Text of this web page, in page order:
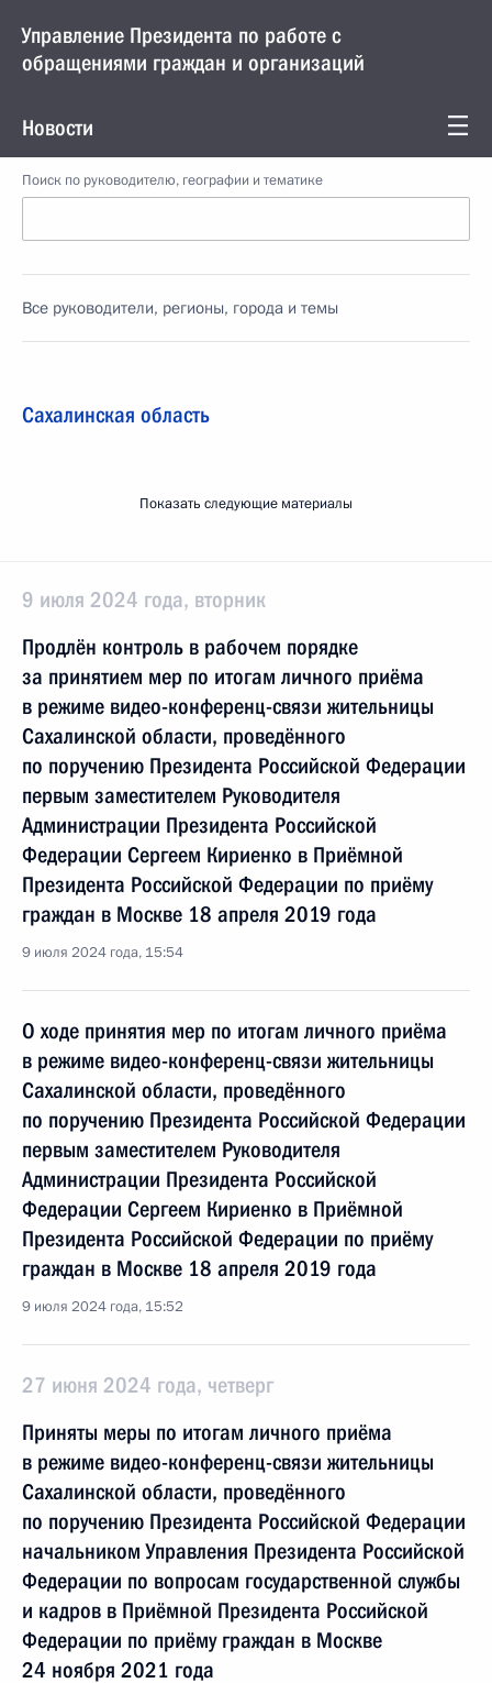
Управление Президента по работе с
обращениями граждан и организаций
Новости
Поиск по руководителю, географии и тематике
Все руководители, регионы, города и темы
Сахалинская область
Показать следующие материалы
9 июля 2024 года, вторник
Продлён контроль в рабочем порядке
за принятием мер по итогам личного приёма
в режиме видео-конференц-связи жительницы
Сахалинской области, проведённого
по поручению Президента Российской Федерации
первым заместителем Руководителя
Администрации Президента Российской
Федерации Сергеем Кириенко в Приёмной
Президента Российской Федерации по приёму
граждан в Москве 18 апреля 2019 года
9 июля 2024 года, 15:54
О ходе принятия мер по итогам личного приёма
в режиме видео-конференц-связи жительницы
Сахалинской области, проведённого
по поручению Президента Российской Федерации
первым заместителем Руководителя
Администрации Президента Российской
Федерации Сергеем Кириенко в Приёмной
Президента Российской Федерации по приёму
граждан в Москве 18 апреля 2019 года
9 июля 2024 года, 15:52
27 июня 2024 года, четверг
Приняты меры по итогам личного приёма
в режиме видео-конференц-связи жительницы
Сахалинской области, проведённого
по поручению Президента Российской Федерации
начальником Управления Президента Российской
Федерации по вопросам государственной службы
и кадров в Приёмной Президента Российской
Федерации по приёму граждан в Москве
24 ноября 2021 года